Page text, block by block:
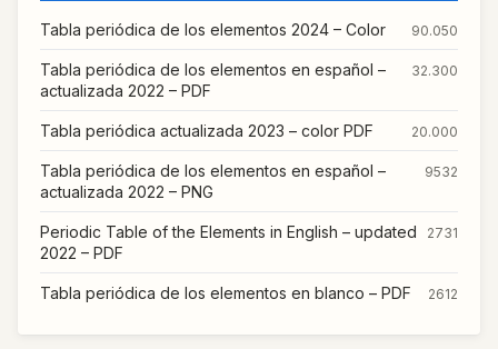
Tabla periódica de los elementos 2024 – Color 90.050
Tabla periódica de los elementos en español –
actualizada 2022 – PDF
32.300
Tabla periódica actualizada 2023 – color PDF 20.000
Tabla periódica de los elementos en español –
actualizada 2022 – PNG
9532
Periodic Table of the Elements in English – updated
2022 – PDF
2731
Tabla periódica de los elementos en blanco – PDF 2612